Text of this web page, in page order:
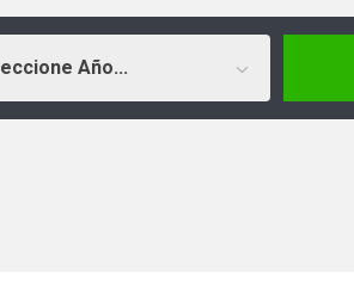
Año...